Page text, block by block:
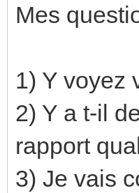
Mes
1) Y voyez
2) Y a t-il
rapport
3) Je vais